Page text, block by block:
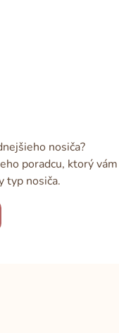
nosiča?
poradcu, ktorý vám
typ nosiča.